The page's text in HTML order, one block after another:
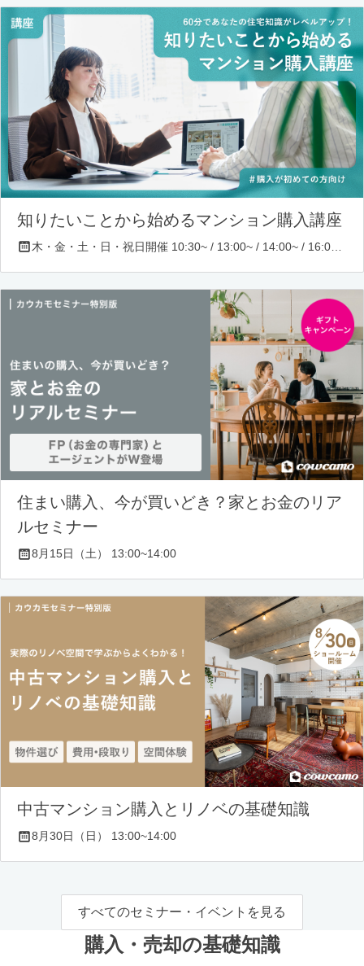
知りたいことから始めるマンション購入講座
住まい購入、今が買いどき？家とお金のリア
ルセミナー
8月15日（土） 13:00~14:00
中古マンション購入とリノベの基礎知識
8月30日（日） 13:00~14:00
すべてのセミナー・イベントを見る
購入・売却の基礎知識